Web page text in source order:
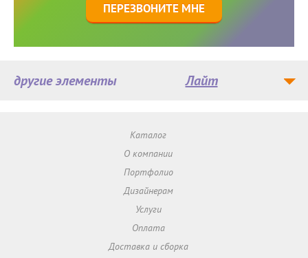
ПЕРЕЗВОНИТЕ МНЕ
другие элементы Лайт
Каталог
О компании
Портфолио
Дизайнерам
Услуги
Оплата
Доставка и сборка